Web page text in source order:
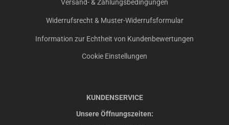
Versand- & Zahlungsbedingungen
Widerrufsrecht & Muster-Widerrufsformular
Information zur Echtheit von Kundenbewertungen
Cookie Einstellungen
KUNDENSERVICE
Unsere Öffnungszeiten: